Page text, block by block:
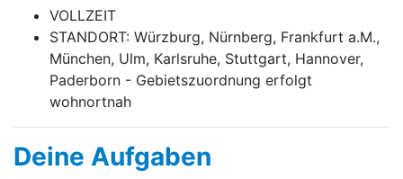
VOLLZEIT
STANDORT: Würzburg, Nürnberg, Frankfurt a.M.,
München, Ulm, Karlsruhe, Stuttgart, Hannover,
Paderborn - Gebietszuordnung erfolgt
wohnortnah
Deine Aufgaben